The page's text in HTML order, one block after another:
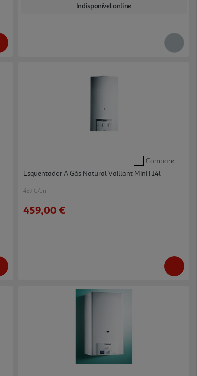
Indisponível online
Compare
Esquentador A Gás Natural Vaillant Mini I 14l
459 €/un
459,00 €